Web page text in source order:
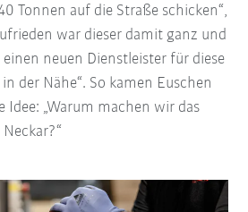
Tonnen auf die Straße schicken“,
war dieser damit ganz und
neuen Dienstleister für diese
der Nähe“. So kamen Euschen
Idee: „Warum machen wir das